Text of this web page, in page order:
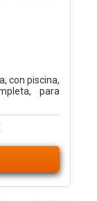
con piscina,
para